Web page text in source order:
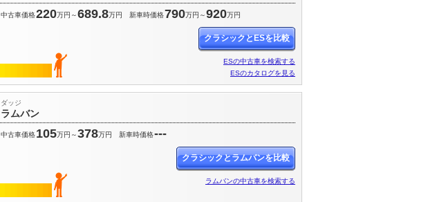
中古車価格220万円～689.8万円 新車時価格790万円～920万円
クラシックとESを比較
ESの中古車を検索する
ESのカタログを見る
ラムバン
ダッジ
中古車価格105万円～378万円 新車時価格---
クラシックとラムバンを比較
ラムバンの中古車を検索する